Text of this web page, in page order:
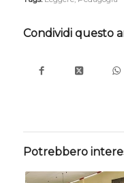
Condividi questo
Potrebbero